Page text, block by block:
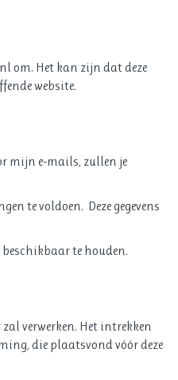
om. Het kan zijn dat deze
website.
mijn e-mails, zullen je
te voldoen. Deze gegevens
te houden.
verwerken. Het intrekken
die plaatsvond vóór deze